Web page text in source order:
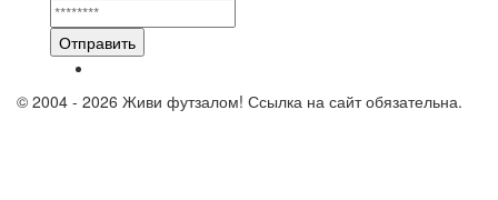
Отправить
© 2004 - 2026 Живи футзалом! Ссылка на сайт обязательна.